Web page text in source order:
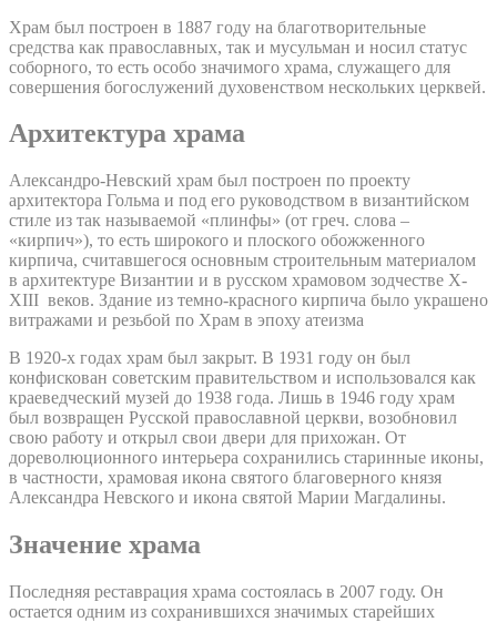
Храм был построен в 1887 году на благотворительные
средства как православных, так и мусульман и носил статус
соборного, то есть особо значимого храма, служащего для
совершения богослужений духовенством нескольких церквей.
Архитектура храма
Александро-Невский храм был построен по проекту
архитектора Гольма и под его руководством в византийском
стиле из так называемой «плинфы» (от греч. слова –
«кирпич»), то есть широкого и плоского обожженного
кирпича, считавшегося основным строительным материалом
в архитектуре Византии и в русском храмовом зодчестве X-
XIII веков. Здание из темно-красного кирпича было украшено
витражами и резьбой по Храм в эпоху атеизма
В 1920-х годах храм был закрыт. В 1931 году он был
конфискован советским правительством и использовался как
краеведческий музей до 1938 года. Лишь в 1946 году храм
был возвращен Русской православной церкви, возобновил
свою работу и открыл свои двери для прихожан. От
дореволюционного интерьера сохранились старинные иконы,
в частности, храмовая икона святого благоверного князя
Александра Невского и икона святой Марии Магдалины.
Значение храма
Последняя реставрация храма состоялась в 2007 году. Он
остается одним из сохранившихся значимых старейших